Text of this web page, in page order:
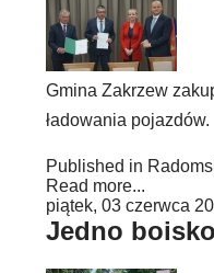
Gmina Zakrzew
ładowania pojazdów.
Published in
Read more...
piątek, 03 czerwca
Jedno